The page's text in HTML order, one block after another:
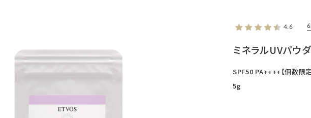
4.6
ミネラルUVパ
SPF50 PA++++【個数限
5g